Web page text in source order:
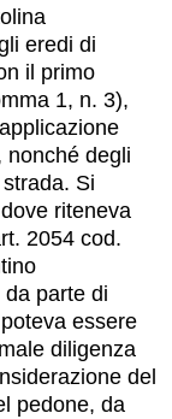
eredi di
il primo
1, n. 3),
nonché degli
Si
riteneva
2054 cod.
parte di
essere
diligenza
del
pedone, da